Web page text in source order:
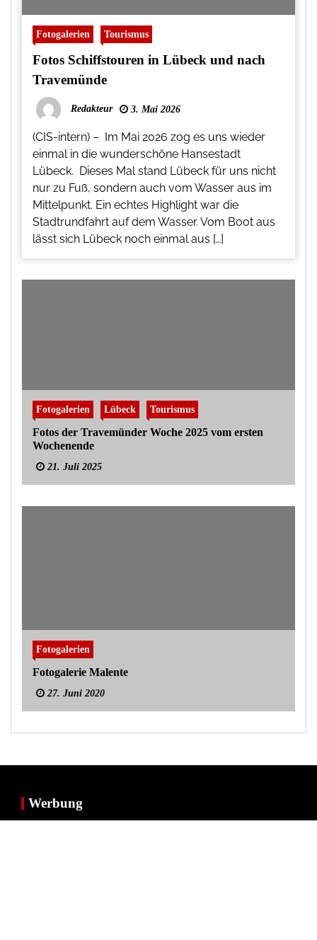
Fotogalerien Tourismus
Fotos Schiffstouren in Lübeck und nach
Travemünde
Redakteur 3. Mai 2026
(CIS-intern) – Im Mai 2026 zog es uns wieder
einmal in die wunderschöne Hansestadt
Lübeck. Dieses Mal stand Lübeck für uns nicht
nur zu Fuß, sondern auch vom Wasser aus im
Mittelpunkt. Ein echtes Highlight war die
Stadtrundfahrt auf dem Wasser. Vom Boot aus
lässt sich Lübeck noch einmal aus […]
Fotogalerien Lübeck Tourismus
Fotos der Travemünder Woche 2025 vom ersten
Wochenende
21. Juli 2025
Fotogalerien
Fotogalerie Malente
27. Juni 2020
Werbung